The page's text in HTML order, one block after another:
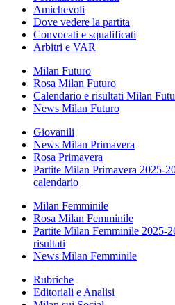
Amichevoli
Dove vedere la partita
Convocati e squalificati
Arbitri e VAR
Milan Futuro
Rosa Milan Futuro
Calendario e risultati Milan
News Milan Futuro
Giovanili
News Milan Primavera
Rosa Primavera
Partite Milan Primavera 2025-
calendario
Milan Femminile
Rosa Milan Femminile
Partite Milan Femminile 2025-
risultati
News Milan Femminile
Rubriche
Editoriali e Analisi